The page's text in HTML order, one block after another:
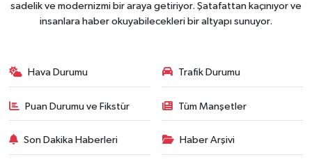
sadelik ve modernizmi bir araya getiriyor. Şatafattan kaçınıyor ve
insanlara haber okuyabilecekleri bir altyapı sunuyor.
Hava Durumu Trafik Durumu
Puan Durumu ve Fikstür Tüm Manşetler
Son Dakika Haberleri Haber Arşivi